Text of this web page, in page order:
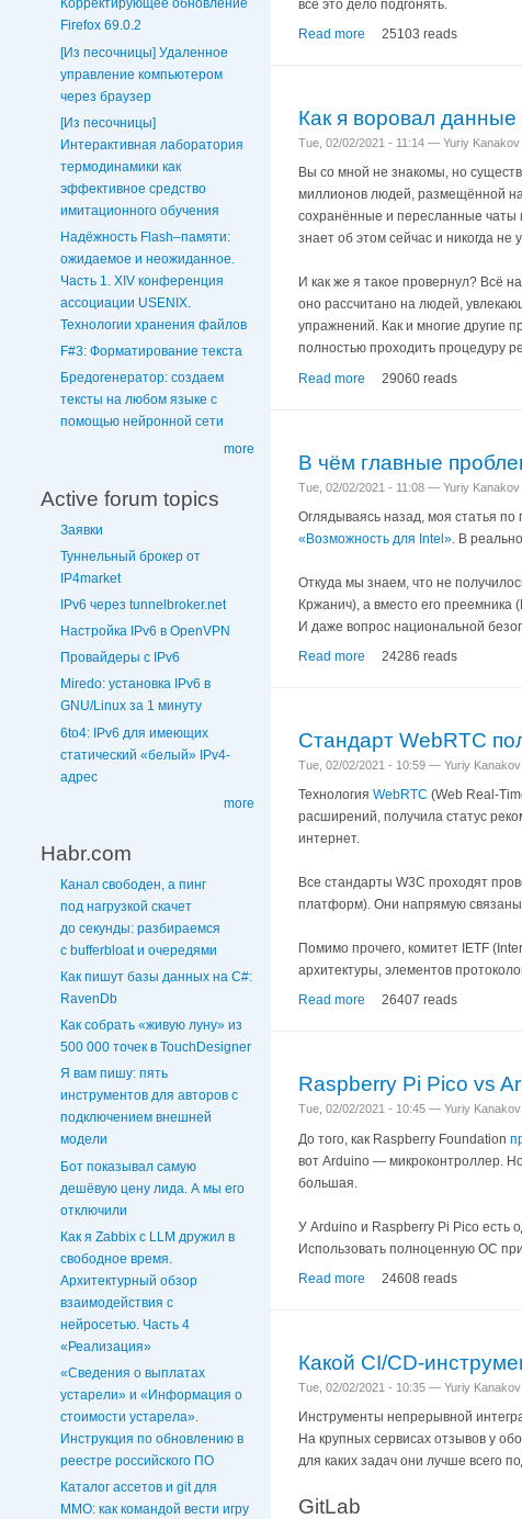
Корректирующее обновление
Firefox 69.0.2
[Из песочницы] Удаленное
управление компьютером
через браузер
[Из песочницы]
Интерактивная лаборатория
термодинамики как
эффективное средство
имитационного обучения
Надёжность Flash–памяти:
ожидаемое и неожиданное.
Часть 1. XIV конференция
ассоциации USENIX.
Технологии хранения файлов
F#3: Форматирование текста
Бредогенератор: создаем
тексты на любом языке с
помощью нейронной сети
more
Active forum topics
Заявки
Туннельный брокер от
IP4market
IPv6 через tunnelbroker.net
Настройка IPv6 в OpenVPN
Провайдеры с IPv6
Miredo: установка IPv6 в
GNU/Linux за 1 минуту
6to4: IPv6 для имеющих
статический «белый» IPv4-
адрес
more
Habr.com
Канал свободен, а пинг
под нагрузкой скачет
до секунды: разбираемся
с bufferbloat и очередями
Как пишут базы данных на C#:
RavenDb
Как собрать «живую луну» из
500 000 точек в TouchDesigner
Я вам пишу: пять
инструментов для авторов с
подключением внешней
модели
Бот показывал самую
дешёвую цену лида. А мы его
отключили
Как я Zabbix с LLM дружил в
свободное время.
Архитектурный обзор
взаимодействия с
нейросетью. Часть 4
«Реализация»
«Сведения о выплатах
устарели» и «Информация о
стоимости устарела».
Инструкция по обновлению в
реестре российского ПО
Каталог ассетов и git для
MMO: как командой вести игру
всё это дело подгонять.
Read more
25103 reads
Как я воровал данные
Tue, 02/02/2021 - 11:14 — Yuriy Kanakov
Вы со мной не знакомы, но
миллионов людей, размещённой
сохранённые и пересланные чаты
знает об этом сейчас и никогда
И как же я такое провернул? Всё
оно рассчитано на людей,
упражнений. Как и многие другие
полностью проходить процедуру
Read more
29060 reads
В чём главные
Tue, 02/02/2021 - 11:08 — Yuriy Kanakov
Оглядываясь назад, моя статья по
«Возможность для Intel». В
Откуда мы знаем, что не
Кржанич), а вместо его
И даже вопрос национальной
Read more
24286 reads
Стандарт WebRTC
Tue, 02/02/2021 - 10:59 — Yuriy Kanakov
Технология WebRTC (Web Real-
расширений, получила статус
интернет.
Все стандарты W3C проходят
платформ). Они напрямую связаны
Помимо прочего, комитет IETF
архитектуры, элементов
Read more
26407 reads
Raspberry Pi Pico vs
Tue, 02/02/2021 - 10:45 — Yuriy Kanakov
До того, как Raspberry Foundation
вот Arduino — микроконтроллер.
большая.
У Arduino и Raspberry Pi Pico есть
Использовать полноценную ОС
Read more
24608 reads
Какой CI/CD-
Tue, 02/02/2021 - 10:35 — Yuriy Kanakov
Инструменты непрерывной
На крупных сервисах отзывов у
для каких задач они лучше всего
GitLab